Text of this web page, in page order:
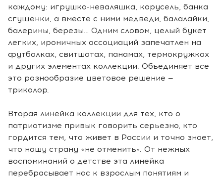
каждому: игрушка-неваляшка, карусель, банка
сгущенки, а вместе с ними медведи, балалайки,
балерины, березы… Одним словом, целый букет
легких, ироничных ассоциаций запечатлен на
футболках, свитшотах, панамах, термокружках
и других элементах коллекции. Объединяет все
это разнообразие цветовое решение —
триколор.
Вторая линейка коллекции для тех, кто о
патриотизме привык говорить серьезно, кто
гордится тем, что живет в России и точно знает,
что нашу страну «не отменить». От нежных
воспоминаний о детстве эта линейка
перебрасывает нас к взрослым понятиям и